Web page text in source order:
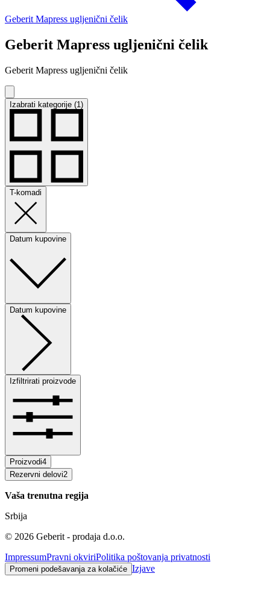
Geberit Mapress ugljenični čelik
Geberit Mapress ugljenični čelik
Geberit Mapress ugljenični čelik
Izabrati kategorije (1)
T-komadi
Datum kupovine
Datum kupovine
Izfiltrirati proizvode
Proizvodi4
Rezervni delovi2
Vaša trenutna regija
Srbija
© 2026 Geberit - prodaja d.o.o.
ImpressumPravni okviriPolitika poštovanja privatnosti
Promeni podešavanja za kolačiće Izjave